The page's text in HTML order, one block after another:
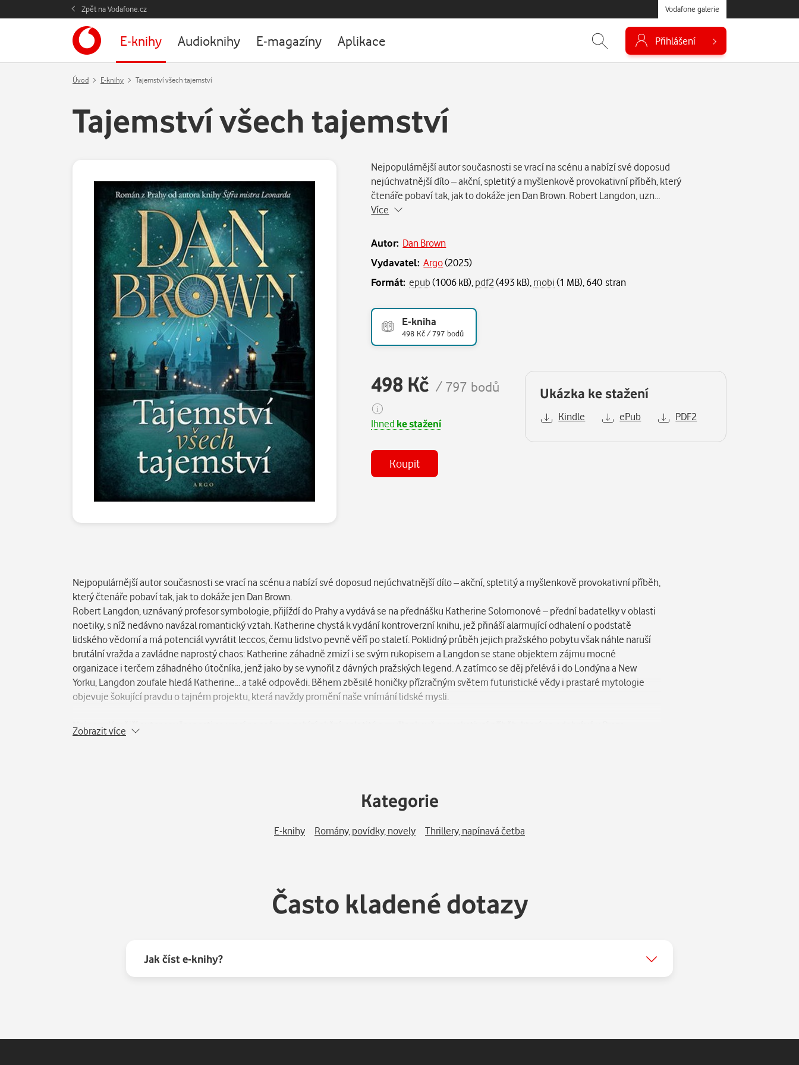
Zpět na Vodafone.cz Vodafone galerie
E-knihy Audioknihy E-magazíny Aplikace Přihlášení
Úvod E-knihy Tajemství všech tajemství
Tajemství všech tajemství
Nejpopulárnější autor současnosti se vrací na scénu a nabízí své doposud
nejúchvatnější dílo – akční, spletitý a myšlenkově provokativní příběh, který
čtenáře pobaví tak, jak to dokáže jen Dan Brown. Robert Langdon, uzn…
Více
Autor: Dan Brown
Vydavatel: Argo(2025)
Formát: epub(1006 kB), pdf2(493 kB), mobi(1 MB), 640 stran
E-kniha
498 Kč / 797 bodů
498 Kč / 797 bodů
Ihned ke stažení
Koupit
Ukázka ke stažení
Kindle ePub PDF2
Nejpopulárnější autor současnosti se vrací na scénu a nabízí své doposud nejúchvatnější dílo – akční, spletitý a myšlenkově provokativní příběh,
který čtenáře pobaví tak, jak to dokáže jen Dan Brown.
Robert Langdon, uznávaný profesor symbologie, přijíždí do Prahy a vydává se na přednášku Katherine Solomonové – přední badatelky v oblasti
noetiky, s níž nedávno navázal romantický vztah. Katherine chystá k vydání kontroverzní knihu, jež přináší alarmující odhalení o podstatě
lidského vědomí a má potenciál vyvrátit leccos, čemu lidstvo pevně věří po staletí. Poklidný průběh jejich pražského pobytu však náhle naruší
brutální vražda a zavládne naprostý chaos: Katherine záhadně zmizí i se svým rukopisem a Langdon se stane objektem zájmu mocné
organizace i terčem záhadného útočníka, jenž jako by se vynořil z dávných pražských legend. A zatímco se děj přelévá i do Londýna a New
Yorku, Langdon zoufale hledá Katherine… a také odpovědi. Během zběsilé honičky přízračným světem futuristické vědy i prastaré mytologie
objevuje šokující pravdu o tajném projektu, která navždy promění naše vnímání lidské mysli.
Nejpopulárnější autor současnosti se vrací na scénu a nabízí akční, spletitý a myšlenkově provokativní příběh, který se odehrává v Praze.
Zobrazit více
Kategorie
E-knihy Romány, povídky, novely Thrillery, napínavá četba
Často kladené dotazy
Jak číst e-knihy?